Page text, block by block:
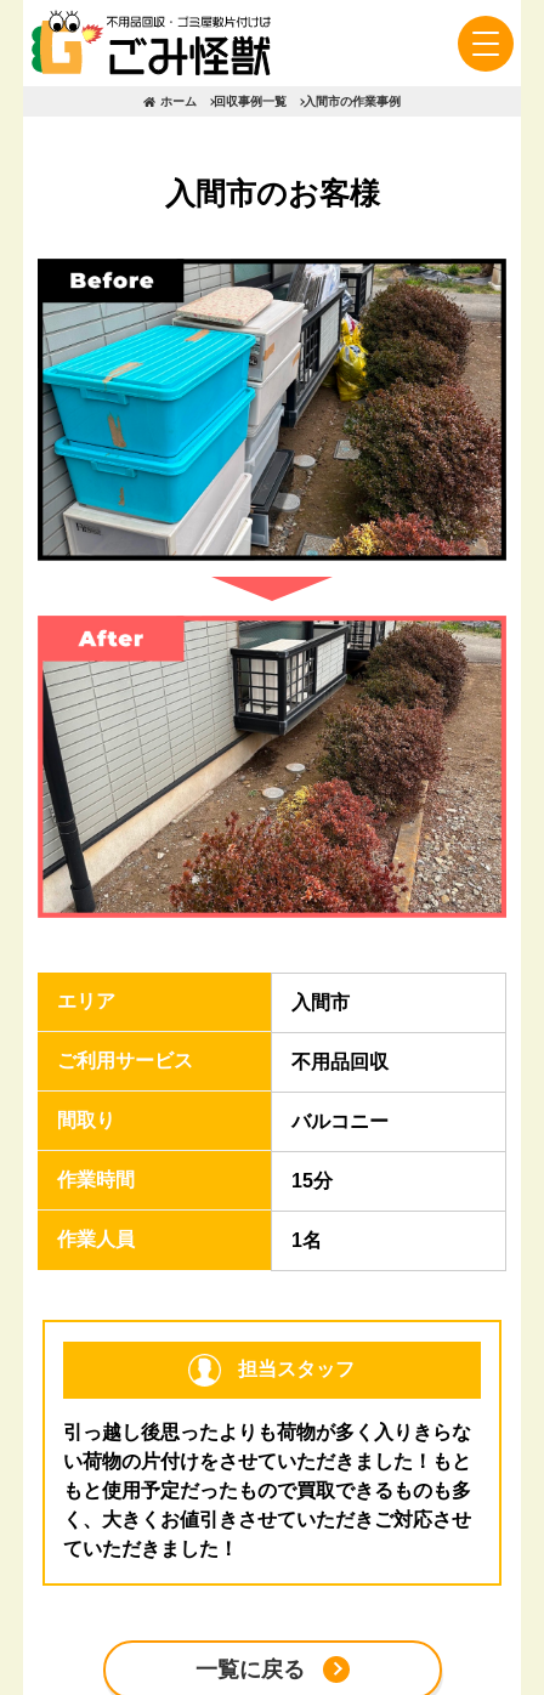
ホーム 回収事例一覧 入間市の作業事例
入間市のお客様
エリア 入間市
ご利用サービス 不用品回収
間取り バルコニー
作業時間 15分
作業人員 1名
担当スタッフ
引っ越し後思ったよりも荷物が多く入りきらな
い荷物の片付けをさせていただきました！もと
もと使用予定だったもので買取できるものも多
く、大きくお値引きさせていただきご対応させ
ていただきました！
一覧に戻る